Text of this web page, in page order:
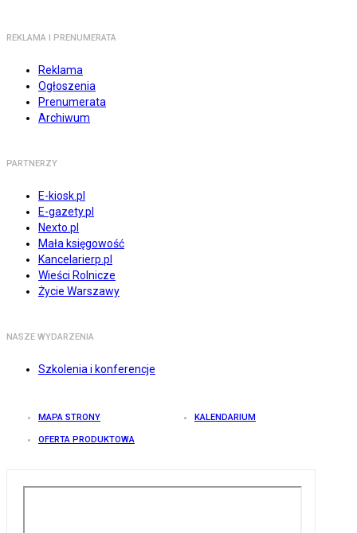
REKLAMA I PRENUMERATA
Reklama
Ogłoszenia
Prenumerata
Archiwum
PARTNERZY
E-kiosk.pl
E-gazety.pl
Nexto.pl
Mała księgowość
Kancelarierp.pl
Wieści Rolnicze
Życie Warszawy
NASZE WYDARZENIA
Szkolenia i konferencje
MAPA STRONY KALENDARIUM
OFERTA PRODUKTOWA